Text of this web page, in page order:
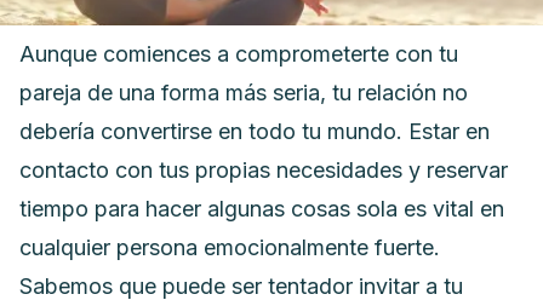
Aunque comiences a comprometerte con tu
pareja de una forma más seria, tu relación no
debería convertirse en todo tu mundo. Estar en
contacto con tus propias necesidades y reservar
tiempo para hacer algunas cosas sola es vital en
cualquier persona emocionalmente fuerte.
Sabemos que puede ser tentador invitar a tu